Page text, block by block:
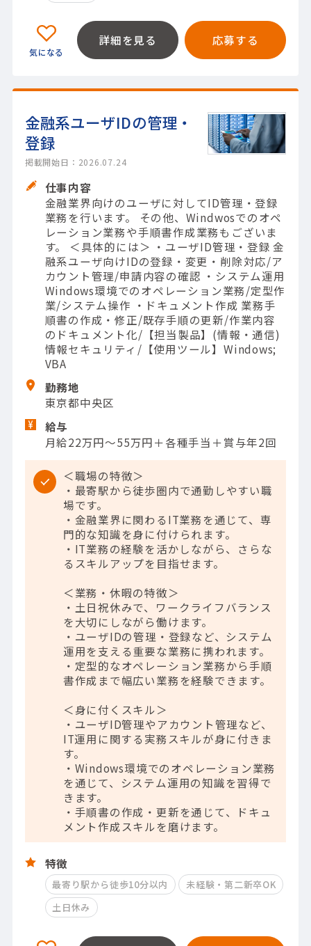
詳細を見る 応募する
金融系ユーザIDの管理・
登録
掲載開始日：2026.07.24
仕事内容
金融業界向けのユーザに対してID管理・登録
業務を行います。 その他、Windwosでのオペ
レーション業務や手順書作成業務もございま
す。 ＜具体的には＞ ・ユーザID管理・登録 金
融系ユーザ向けIDの登録・変更・削除対応/ア
カウント管理/申請内容の確認 ・システム運用
Windows環境でのオペレーション業務/定型作
業/システム操作 ・ドキュメント作成 業務手
順書の作成・修正/既存手順の更新/作業内容
のドキュメント化/【担当製品】(情報・通信)
情報セキュリティ/【使用ツール】Windows;
VBA
勤務地
東京都中央区
給与
月給22万円～55万円＋各種手当＋賞与年2回
＜職場の特徴＞
・最寄駅から徒歩圏内で通勤しやすい職
場です。
・金融業界に関わるIT業務を通じて、専
門的な知識を身に付けられます。
・IT業務の経験を活かしながら、さらな
るスキルアップを目指せます。
＜業務・休暇の特徴＞
・土日祝休みで、ワークライフバランス
を大切にしながら働けます。
・ユーザIDの管理・登録など、システム
運用を支える重要な業務に携われます。
・定型的なオペレーション業務から手順
書作成まで幅広い業務を経験できます。
＜身に付くスキル＞
・ユーザID管理やアカウント管理など、
IT運用に関する実務スキルが身に付きま
す。
・Windows環境でのオペレーション業務
を通じて、システム運用の知識を習得で
きます。
・手順書の作成・更新を通じて、ドキュ
メント作成スキルを磨けます。
特徴
最寄り駅から徒歩10分以内
未経験・第二新卒OK
土日休み